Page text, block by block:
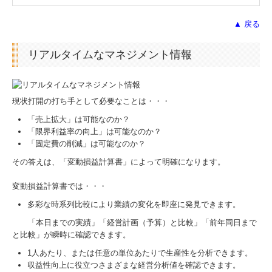
社長メニューASP版
TKCシステムQ&A
経営改善オンデマンド講座
デジタル化・AI導入補助金
TKC経営指標（速報版）
円滑な事業承継を支援
▲ 戻る
リアルタイムなマネジメント情報
現状打開の打ち手として必要なことは・・・
「売上拡大」は可能なのか？
「限界利益率の向上」は可能なのか？
「固定費の削減」は可能なのか？
その答えは、「変動損益計算書」によって明確になります。
変動損益計算書では・・・
多彩な時系列比較により業績の変化を即座に発見できます。
「本日までの実績」「経営計画（予算）と比較」「前年同日まで
と比較」が瞬時に確認できます。
1人あたり、または任意の単位あたりで生産性を分析できます。
収益性向上に役立つさまざまな経営分析値を確認できます。